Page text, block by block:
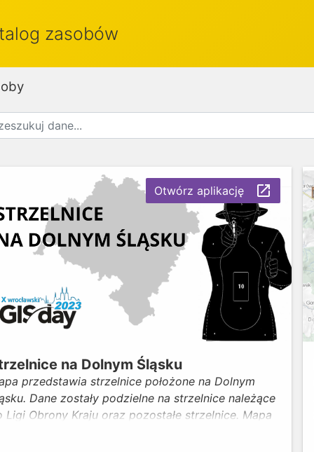
zasobów
na Dolnym Śląsku
przedstawia strzelnice położone na Dolnym
Dane zostały podzielne na strzelnice należące
Ligi Obrony Kraju oraz pozostałe strzelnice. Mapa
Otwórz aplikację launch